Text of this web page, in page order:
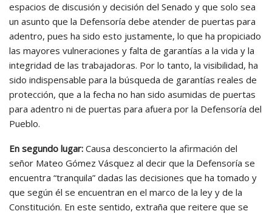
espacios de discusión y decisión del Senado y que solo sea
un asunto que la Defensoría debe atender de puertas para
adentro, pues ha sido esto justamente, lo que ha propiciado
las mayores vulneraciones y falta de garantías a la vida y la
integridad de las trabajadoras. Por lo tanto, la visibilidad, ha
sido indispensable para la búsqueda de garantías reales de
protección, que a la fecha no han sido asumidas de puertas
para adentro ni de puertas para afuera por la Defensoría del
Pueblo.
En segundo lugar: Causa desconcierto la afirmación del
señor Mateo Gómez Vásquez al decir que la Defensoría se
encuentra “tranquila” dadas las decisiones que ha tomado y
que según él se encuentran en el marco de la ley y de la
Constitución. En este sentido, extraña que reitere que se